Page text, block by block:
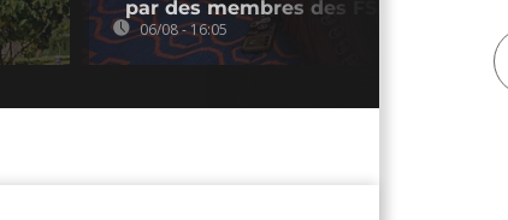
par des membres des FSR
06/08 - 16:05